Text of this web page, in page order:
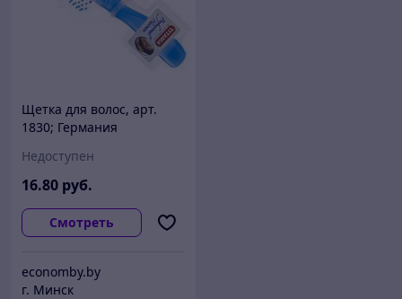
Щетка для волос, арт.
1830; Германия
Недоступен
16.80 руб.
Смотреть
economby.by
г. Минск